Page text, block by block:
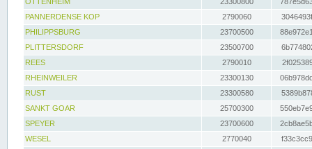
PANNERDENSE KOP
2790060
PHILIPPSBURG
23700500
PLITTERSDORF
23500700
REES
2790010
RHEINWEILER
23300130
RUST
23300580
SANKT GOAR
25700300
SPEYER
23700600
WESEL
2770040